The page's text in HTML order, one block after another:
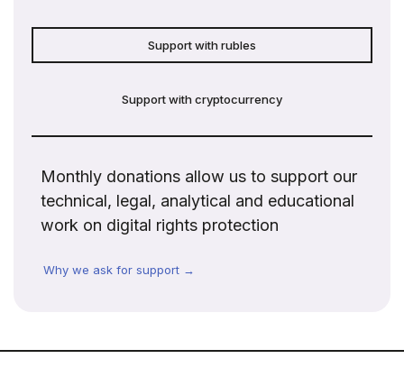
Support with rubles
Support with cryptocurrency
Monthly donations allow us to support our
technical, legal, analytical and educational
work on digital rights protection
Why we ask for support →